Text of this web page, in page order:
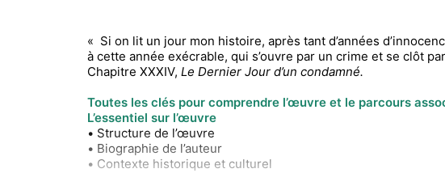
« Si on lit un jour mon histoire, après tant d’années
à cette année exécrable, qui s’ouvre par un crime et se clôt
Chapitre XXXIV, Le Dernier Jour d’un condamné.
Toutes les clés pour comprendre l’œuvre et le parcours
L’essentiel sur l’œuvre
• Structure de l’œuvre
• Biographie de l’auteur
• Contexte historique et culturel